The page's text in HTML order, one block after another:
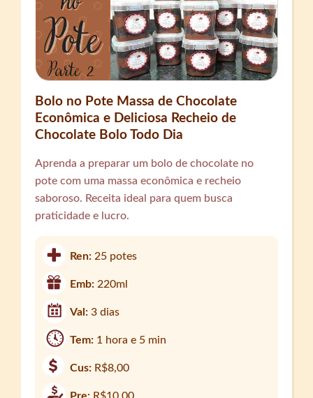
Bolo no Pote Massa de Chocolate
Econômica e Deliciosa Recheio de
Chocolate Bolo Todo Dia
Aprenda a preparar um bolo de chocolate no
pote com uma massa econômica e recheio
saboroso. Receita ideal para quem busca
praticidade e lucro.
Ren:25 potes
Emb:220ml
Val:3 dias
Tem: 1 hora e 5 min
Cus: R$8,00